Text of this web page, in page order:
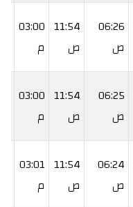
06:26
ص
11:54
ص
03:00
م
06:25
ص
11:54
ص
03:00
م
06:24
ص
11:54
ص
03:01
م